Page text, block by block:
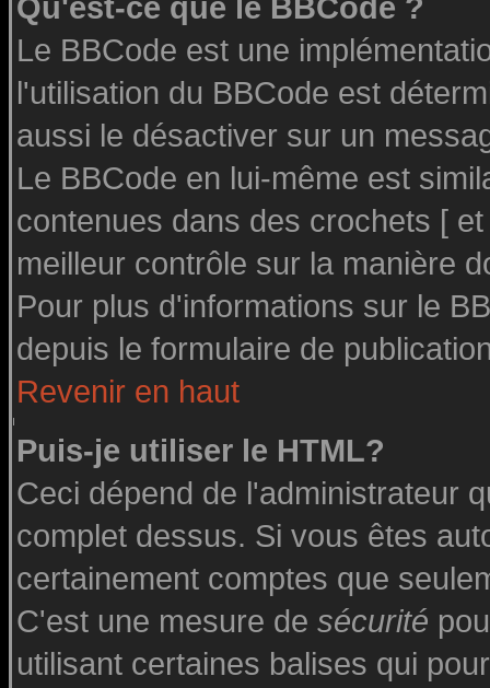
Qu'est-ce que le BBCode ?
Le BBCode est une
l'utilisation du BBCode est
aussi le désactiver sur un
Le BBCode en lui-même est
contenues dans des crochets [
meilleur contrôle sur la manière
Pour plus d'informations sur le
depuis le formulaire de
Revenir en haut
Puis-je utiliser le HTML?
Ceci dépend de l'administrateur
complet dessus. Si vous êtes
certainement comptes que
C'est une mesure de sécurité
utilisant certaines balises qui